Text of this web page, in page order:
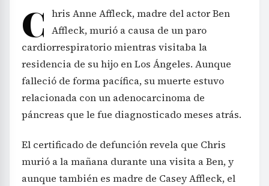
C hris Anne Affleck, madre del actor Ben
Affleck, murió a causa de un paro
cardiorrespiratorio mientras visitaba la
residencia de su hijo en Los Ángeles. Aunque
falleció de forma pacífica, su muerte estuvo
relacionada con un adenocarcinoma de
páncreas que le fue diagnosticado meses atrás.
El certificado de defunción revela que Chris
murió a la mañana durante una visita a Ben, y
aunque también es madre de Casey Affleck, el